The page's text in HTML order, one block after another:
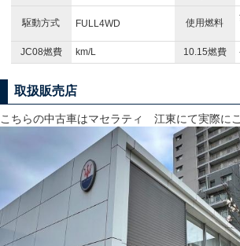
駆動方式 FULL4WD 使用燃料
JC08燃費
km/L 10.15燃費
取扱販売店
こちらの中古車はマセラティ 江東にて実際にご